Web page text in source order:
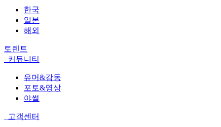
한국
일본
해외
토렌트
커뮤니티
유머&감동
포토&영상
야썰
고객센터